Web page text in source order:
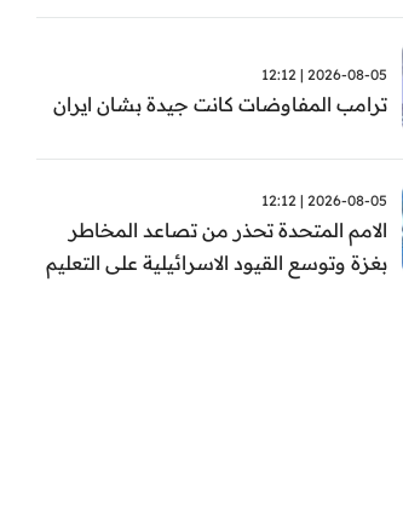
2026-08-05 | 12:12
ترامب المفاوضات كانت جيدة بشان ايران
2026-08-05 | 12:12
الامم المتحدة تحذر من تصاعد المخاطر
بغزة وتوسع القيود الاسرائيلية على التعليم